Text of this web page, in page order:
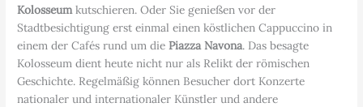
Kolosseum kutschieren. Oder Sie genießen vor der
Stadtbesichtigung erst einmal einen köstlichen Cappuccino in
einem der Cafés rund um diePiazza Navona. Das besagte
Kolosseum dient heute nicht nur als Relikt der römischen
Geschichte. Regelmäßig können Besucher dort Konzerte
nationaler und internationaler Künstler und andere